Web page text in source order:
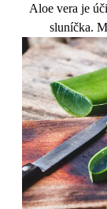
Aloe vera je
sluníčka.